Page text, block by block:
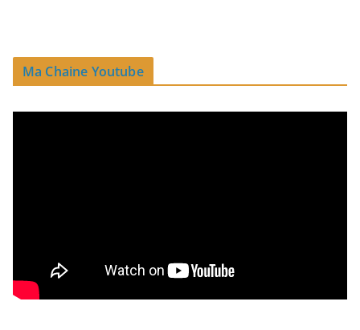
Ma Chaine Youtube